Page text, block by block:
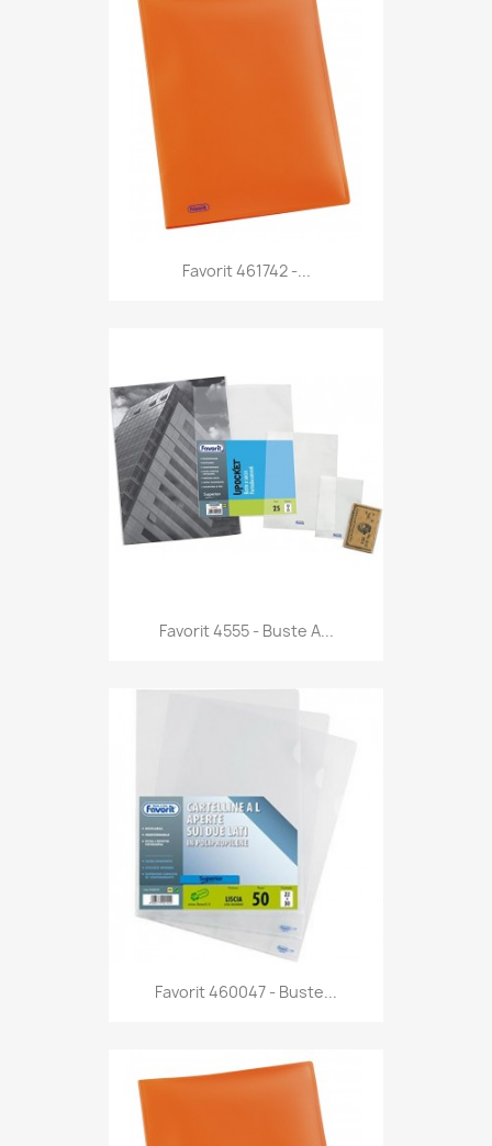
Anteprima
Favorit 461742 -...
Anteprima
Favorit 4555 - Buste A...
Anteprima
Favorit 460047 - Buste...